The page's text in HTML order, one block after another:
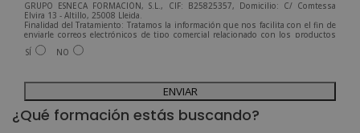
GRUPO ESNECA FORMACIÓN, S.L., CIF: B25825357, Domicilio: C/ Comtessa
Elvira 13 - Altillo, 25008 Lleida.
Finalidad del Tratamiento: Tratamos la información que nos facilita con el fin de
enviarle correos electrónicos de tipo comercial relacionado con los productos
ofrecidos y otros tipo de productos que fueran de su interés.
Legitimación del tratamiento: Consentimiento del interesado.
Para más información consulte nuestra Política de Privacidad.
Desea recibir información comercial (vía telefónica y/o email):
SÍ NO
A
l
¿Qué formación estás buscando?